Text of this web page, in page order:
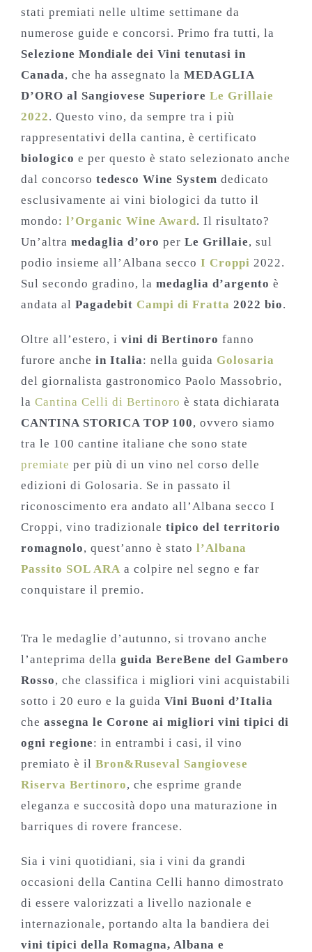
stati premiati nelle ultime settimane da
numerose guide e concorsi. Primo fra tutti, la
Selezione Mondiale dei Vini tenutasi in
Canada, che ha assegnato la MEDAGLIA
D’ORO al Sangiovese Superiore Le Grillaie
2022. Questo vino, da sempre tra i più
rappresentativi della cantina, è certificato
biologico e per questo è stato selezionato anche
dal concorso tedesco Wine System dedicato
esclusivamente ai vini biologici da tutto il
mondo: l’Organic Wine Award. Il risultato?
Un’altra medaglia d’oro per Le Grillaie, sul
podio insieme all’Albana secco I Croppi 2022.
Sul secondo gradino, la medaglia d’argento è
andata al Pagadebit Campi di Fratta 2022 bio.
Oltre all’estero, i vini di Bertinoro fanno
furore anche in Italia: nella guida Golosaria
del giornalista gastronomico Paolo Massobrio,
la Cantina Celli di Bertinoro è stata dichiarata
CANTINA STORICA TOP 100, ovvero siamo
tra le 100 cantine italiane che sono state
premiate per più di un vino nel corso delle
edizioni di Golosaria. Se in passato il
riconoscimento era andato all’Albana secco I
Croppi, vino tradizionale tipico del territorio
romagnolo, quest’anno è stato l’Albana
Passito SOL ARA a colpire nel segno e far
conquistare il premio.
Tra le medaglie d’autunno, si trovano anche
l’anteprima della guida BereBene del Gambero
Rosso, che classifica i migliori vini acquistabili
sotto i 20 euro e la guida Vini Buoni d’Italia
che assegna le Corone ai migliori vini tipici di
ogni regione: in entrambi i casi, il vino
premiato è il Bron&Ruseval Sangiovese
Riserva Bertinoro, che esprime grande
eleganza e succosità dopo una maturazione in
barriques di rovere francese.
Sia i vini quotidiani, sia i vini da grandi
occasioni della Cantina Celli hanno dimostrato
di essere valorizzati a livello nazionale e
internazionale, portando alta la bandiera dei
vini tipici della Romagna, Albana e